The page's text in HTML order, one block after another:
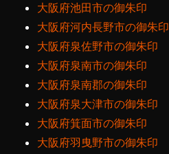
大阪府池田市の御朱印
大阪府河内長野市の御朱印
大阪府泉佐野市の御朱印
大阪府泉南市の御朱印
大阪府泉南郡の御朱印
大阪府泉大津市の御朱印
大阪府箕面市の御朱印
大阪府羽曳野市の御朱印